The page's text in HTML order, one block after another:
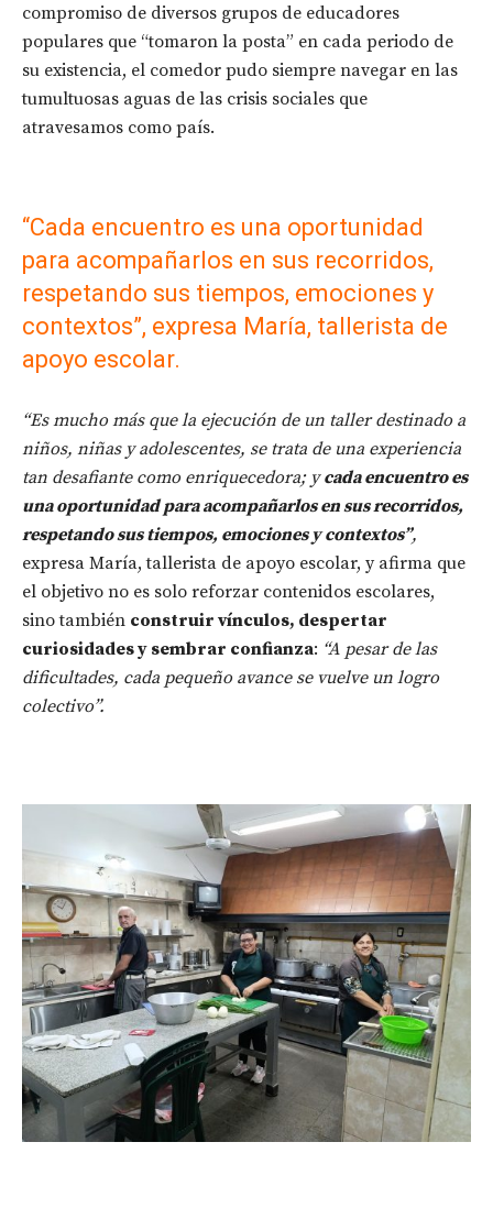
compromiso de diversos grupos de educadores
populares que “tomaron la posta” en cada periodo de
su existencia, el comedor pudo siempre navegar en las
tumultuosas aguas de las crisis sociales que
atravesamos como país.
“Cada encuentro es una oportunidad
para acompañarlos en sus recorridos,
respetando sus tiempos, emociones y
contextos”, expresa María, tallerista de
apoyo escolar.
“Es mucho más que la ejecución de un taller destinado a
niños, niñas y adolescentes, se trata de una experiencia
tan desafiante como enriquecedora; ycada encuentro es
una oportunidad para acompañarlos en sus recorridos,
respetando sus tiempos, emociones y contextos”,
expresa María, tallerista de apoyo escolar, y afirma que
el objetivo no es solo reforzar contenidos escolares,
sino también construir vínculos, despertar
curiosidades y sembrar confianza: “A pesar de las
dificultades, cada pequeño avance se vuelve un logro
colectivo”.